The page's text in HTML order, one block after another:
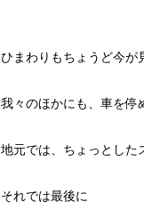
ひまわりもちょうど今が
我々のほかにも、車を停
地元では、ちょっとした
それでは最後に